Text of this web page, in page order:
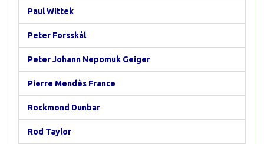
Paul Wittek
Peter Forsskål
Peter Johann Nepomuk Geiger
Pierre Mendès France
Rockmond Dunbar
Rod Taylor